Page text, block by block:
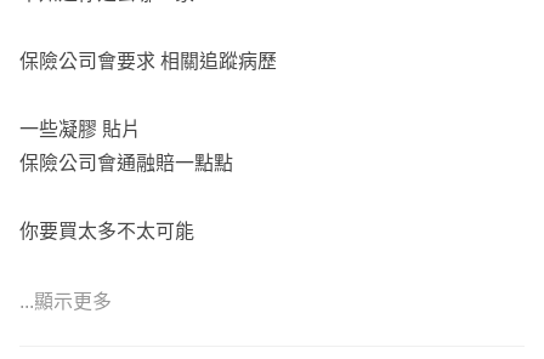
的lineID以利後續討論😊
保險公司會要求 相關追蹤病歷
一些凝膠 貼片
保險公司會通融賠一點點
你要買太多不太可能
...顯示更多